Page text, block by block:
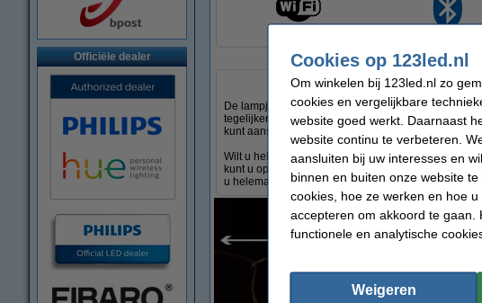
Officiële dealer
De lampjes zijn allemaal afzonderlijk van elkaar te
tegelijkertijd kunt besturen. De verlichting is ook
kunt aansturen.
Wilt u helemaal gaan voor een perfecte kerstsfeer
kunt u op 123led.nl eenvoudig bestellen en
u helemaal een kerst om nooit te vergeten.
Cookies op 123led.nl
Om winkelen bij 123led.nl zo
cookies en vergelijkbare
website goed werkt. Daarnaast
website continu te verbeteren.
aansluiten bij uw interesses en
binnen en buiten onze website
cookies, hoe ze werken en hoe
accepteren om akkoord te gaan.
functionele en analytische
Weigeren